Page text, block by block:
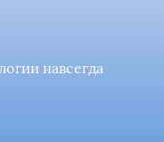
навсегда